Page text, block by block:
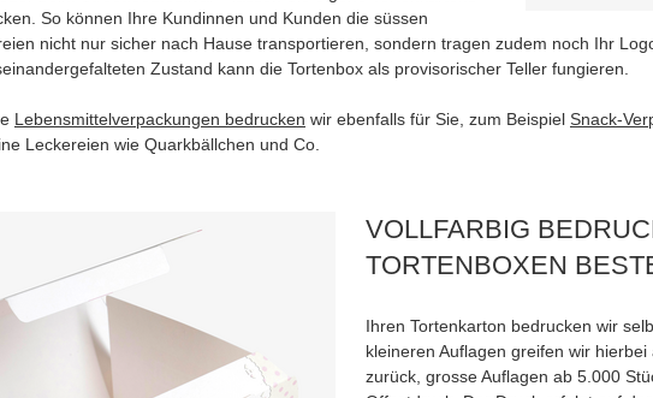
So können Ihre Kundinnen und Kunden die süssen
nicht nur sicher nach Hause transportieren, sondern tragen zudem noch Ihr
Zustand kann die Tortenbox als provisorischer Teller fungieren.
Lebensmittelverpackungen bedrucken wir ebenfalls für Sie, zum Beispiel Snack-
Leckereien wie Quarkbällchen und Co.
VOLLFARBIG
TORTENBOXEN
Ihren Tortenkarton bedrucken wir
kleineren Auflagen greifen wir
zurück, grosse Auflagen ab 5.000